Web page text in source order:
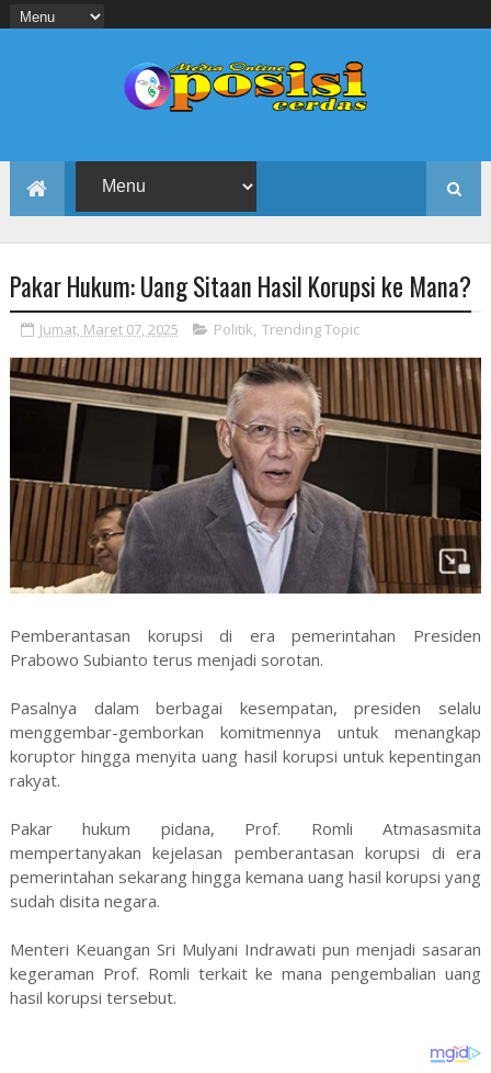
Pakar Hukum: Uang Sitaan Hasil Korupsi ke Mana?
Jumat, Maret 07, 2025 Politik, Trending Topic
Pemberantasan korupsi di era pemerintahan Presiden
Prabowo Subianto terus menjadi sorotan.
Pasalnya dalam berbagai kesempatan, presiden selalu
menggembar-gemborkan komitmennya untuk menangkap
koruptor hingga menyita uang hasil korupsi untuk kepentingan
rakyat.
Pakar hukum pidana, Prof. Romli Atmasasmita
mempertanyakan kejelasan pemberantasan korupsi di era
pemerintahan sekarang hingga kemana uang hasil korupsi yang
sudah disita negara.
Menteri Keuangan Sri Mulyani Indrawati pun menjadi sasaran
kegeraman Prof. Romli terkait ke mana pengembalian uang
hasil korupsi tersebut.